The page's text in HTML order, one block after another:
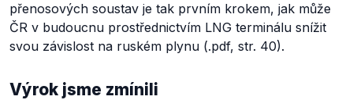
přenosových soustav je tak prvním krokem, jak může
ČR v budoucnu prostřednictvím LNG terminálu snížit
svou závislost na ruském plynu (.pdf, str. 40).
Výrok jsme zmínili